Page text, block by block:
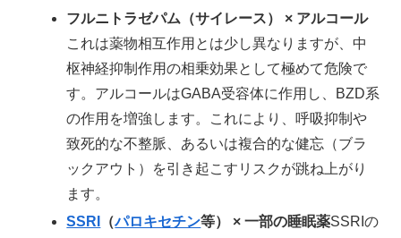
フルニトラゼパム（サイレース） × アルコール
これは薬物相互作用とは少し異なりますが、中
枢神経抑制作用の相乗効果として極めて危険で
す。アルコールはGABA受容体に作用し、BZD系
の作用を増強します。これにより、呼吸抑制や
致死的な不整脈、あるいは複合的な健忘（ブラ
ックアウト）を引き起こすリスクが跳ね上がり
ます。
SSRI
（パロキセチン等） × 一部の睡眠薬SSRIの